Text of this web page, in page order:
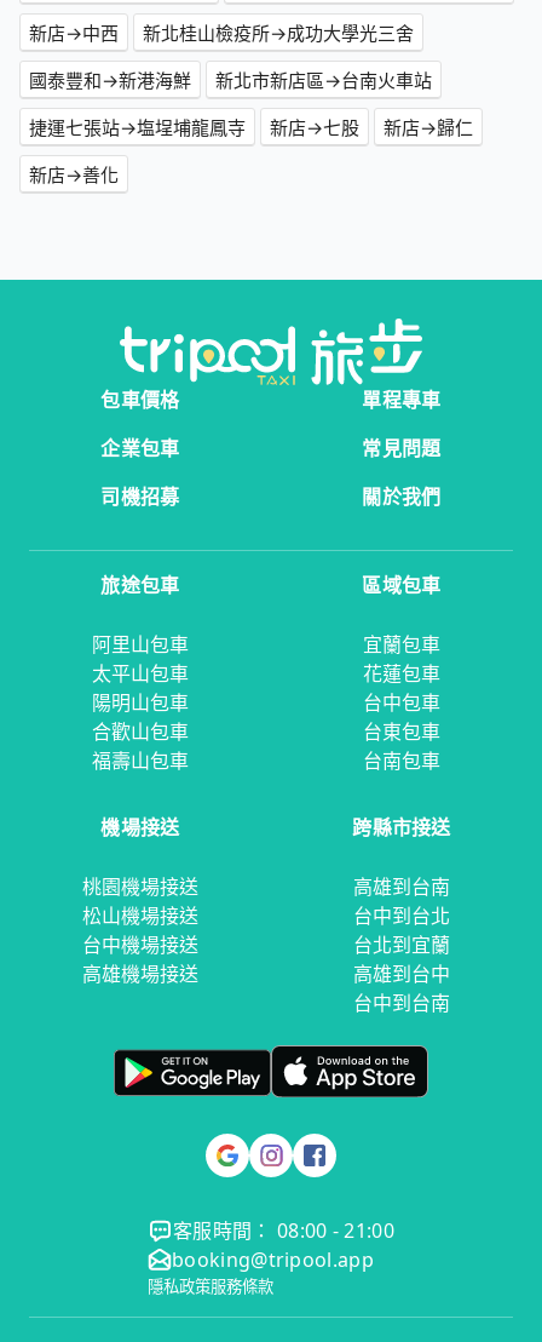
新店→中西
新北桂山檢疫所→成功大學光三舍
國泰豐和→新港海鮮
新北市新店區→台南火車站
捷運七張站→塩埕埔龍鳳寺
新店→七股
新店→歸仁
新店→善化
包車價格
單程專車
企業包車
常見問題
司機招募
關於我們
旅途包車
阿里山包車
太平山包車
陽明山包車
合歡山包車
福壽山包車
區域包車
宜蘭包車
花蓮包車
台中包車
台東包車
台南包車
機場接送
桃園機場接送
松山機場接送
台中機場接送
高雄機場接送
跨縣市接送
高雄到台南
台中到台北
台北到宜蘭
高雄到台中
台中到台南
客服時間： 08:00 - 21:00
booking@tripool.app
隱私政策服務條款